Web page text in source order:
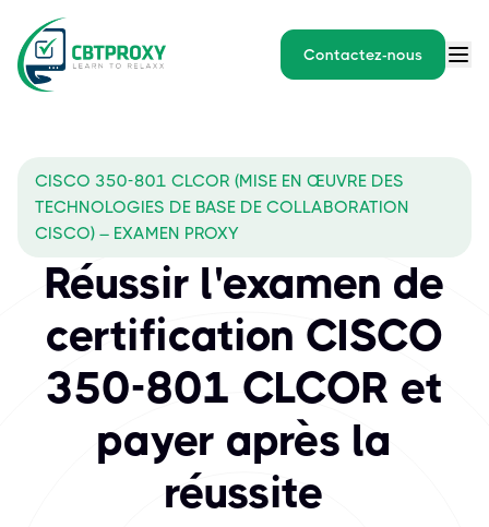
Contactez-nous
CISCO 350-801 CLCOR (MISE EN ŒUVRE DES
TECHNOLOGIES DE BASE DE COLLABORATION
CISCO) – EXAMEN PROXY
Réussir l'examen de
certification CISCO
350-801 CLCOR et
payer après la
réussite